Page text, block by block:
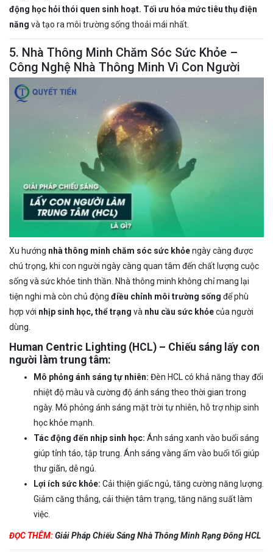
động học hỏi thói quen sinh hoạt. Tối ưu hóa mức tiêu thụ điện
năng và tạo ra môi trường sống thoải mái nhất.
5. Nhà Thông Minh Chăm Sóc Sức Khỏe –
Công Nghệ Nhà Thông Minh Vì Con Người
Xu hướng nhà thông minh chăm sóc sức khỏengày càng được
chú trọng, khi con người ngày càng quan tâm đến chất lượng cuộc
sống và sức khỏe tinh thần. Nhà thông minh không chỉ mang lại
tiện nghi mà còn chủ động điều chỉnh môi trường sống để phù
hợp với nhịp sinh học, thể trạng và nhu cầu sức khỏecủa người
dùng.
Human Centric Lighting (HCL) – Chiếu sáng lấy con
người làm trung tâm:
Mô phỏng ánh sáng tự nhiên: Đèn HCL có khả năng thay đổi
nhiệt độ màu và cường độ ánh sáng theo thời gian trong
ngày. Mô phỏng ánh sáng mặt trời tự nhiên, hỗ trợ nhịp sinh
học khỏe mạnh.
Tác động đến nhịp sinh học: Ánh sáng xanh vào buổi sáng
giúp tỉnh táo, tập trung. Ánh sáng vàng ấm vào buổi tối giúp
thư giãn, dễ ngủ.
Lợi ích sức khỏe: Cải thiện giấc ngủ, tăng cường năng lượng.
Giảm căng thẳng, cải thiện tâm trạng, tăng năng suất làm
việc.
ĐỌC THÊM:Giải Pháp Chiếu Sáng Nhà Thông Minh Rạng Đông HCL